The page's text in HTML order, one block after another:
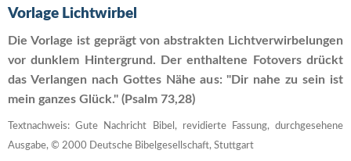
Vorlage Lichtwirbel
Die Vorlage ist geprägt von abstrakten Lichtverwirbelungen
vor dunklem Hintergrund. Der enthaltene Fotovers drückt
das Verlangen nach Gottes Nähe aus: "Dir nahe zu sein ist
mein ganzes Glück." (Psalm 73,28)
Textnachweis: Gute Nachricht Bibel, revidierte Fassung, durchgesehene
Ausgabe, © 2000 Deutsche Bibelgesellschaft, Stuttgart